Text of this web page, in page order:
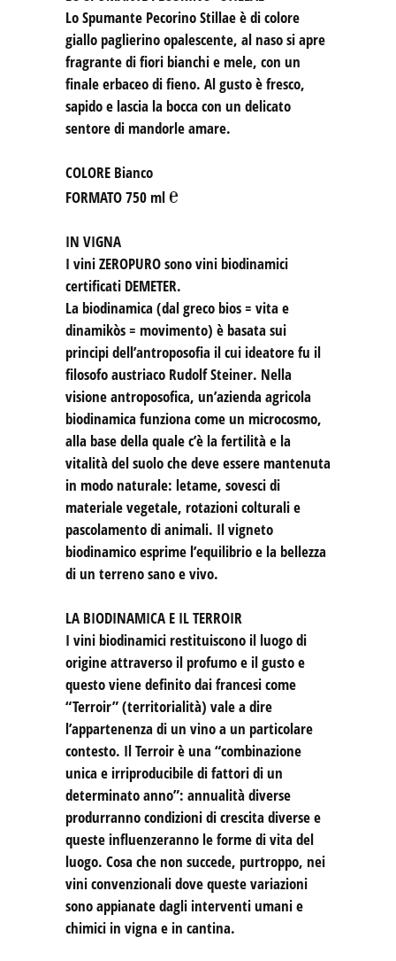
Lo Spumante Pecorino Stillae è di colore
giallo paglierino opalescente, al naso si apre
fragrante di fiori bianchi e mele, con un
finale erbaceo di fieno. Al gusto è fresco,
sapido e lascia la bocca con un delicato
sentore di mandorle amare.
COLORE Bianco
FORMATO750 ml ℮
IN VIGNA
I vini ZEROPURO sono vini biodinamici
certificati DEMETER.
La biodinamica (dal greco bios = vita e
dinamikòs = movimento) è basata sui
principi dell’antroposofia il cui ideatore fu il
filosofo austriaco Rudolf Steiner. Nella
visione antroposofica, un’azienda agricola
biodinamica funziona come un microcosmo,
alla base della quale c’è la fertilità e la
vitalità del suolo che deve essere mantenuta
in modo naturale: letame, sovesci di
materiale vegetale, rotazioni colturali e
pascolamento di animali. Il vigneto
biodinamico esprime l’equilibrio e la bellezza
di un terreno sano e vivo.
LA BIODINAMICA E IL TERROIR
I vini biodinamici restituiscono il luogo di
origine attraverso il profumo e il gusto e
questo viene definito dai francesi come
“Terroir” (territorialità) vale a dire
l’appartenenza di un vino a un particolare
contesto. Il Terroir è una “combinazione
unica e irriproducibile di fattori di un
determinato anno”: annualità diverse
produrranno condizioni di crescita diverse e
queste influenzeranno le forme di vita del
luogo. Cosa che non succede, purtroppo, nei
vini convenzionali dove queste variazioni
sono appianate dagli interventi umani e
chimici in vigna e in cantina.